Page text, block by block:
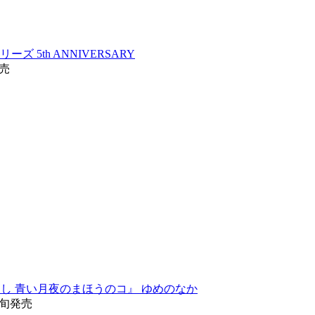
ーズ 5th ANNIVERSARY
青い月夜のまほうのコ』 ゆめのなか
発売